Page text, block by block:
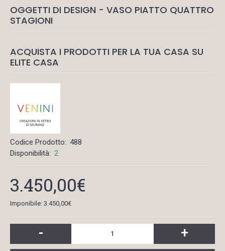
OGGETTI DI DESIGN - VASO PIATTO QUATTRO
STAGIONI
ACQUISTA I PRODOTTI PER LA TUA CASA SU
ELITE CASA
Codice Prodotto: 488
Disponibilità: 2
3.450,00€
Imponibile: 3.450,00€
- +